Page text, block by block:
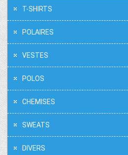
T-SHIRTS
POLAIRES
VESTES
POLOS
CHEMISES
SWEATS
DIVERS